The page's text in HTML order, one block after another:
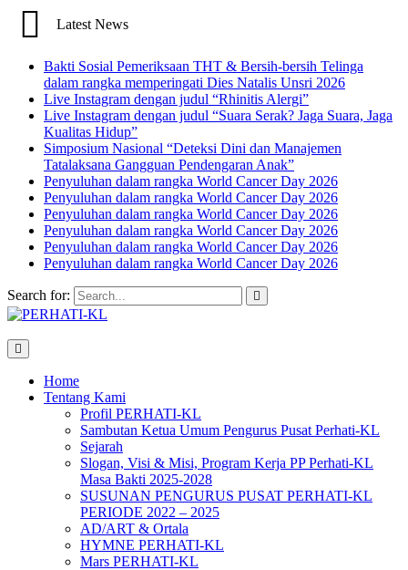
Latest News
Bakti Sosial Pemeriksaan THT & Bersih-bersih Telinga
dalam rangka memperingati Dies Natalis Unsri 2026
Live Instagram dengan judul “Rhinitis Alergi”
Live Instagram dengan judul “Suara Serak? Jaga Suara, Jaga
Kualitas Hidup”
Simposium Nasional “Deteksi Dini dan Manajemen
Tatalaksana Gangguan Pendengaran Anak”
Penyuluhan dalam rangka World Cancer Day 2026
Penyuluhan dalam rangka World Cancer Day 2026
Penyuluhan dalam rangka World Cancer Day 2026
Penyuluhan dalam rangka World Cancer Day 2026
Penyuluhan dalam rangka World Cancer Day 2026
Penyuluhan dalam rangka World Cancer Day 2026
Search for:
Home
Tentang Kami
Profil PERHATI-KL
Sambutan Ketua Umum Pengurus Pusat Perhati-KL
Sejarah
Slogan, Visi & Misi, Program Kerja PP Perhati-KL
Masa Bakti 2025-2028
SUSUNAN PENGURUS PUSAT PERHATI-KL
PERIODE 2022 – 2025
AD/ART & Ortala
HYMNE PERHATI-KL
Mars PERHATI-KL